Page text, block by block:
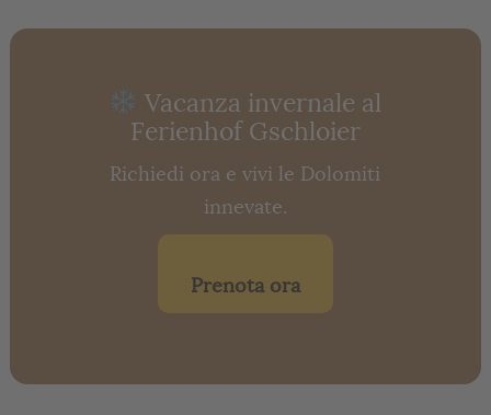
Vacanza invernale al
Ferienhof Gschloier
Richiedi ora e vivi le Dolomiti
innevate.
Prenota ora